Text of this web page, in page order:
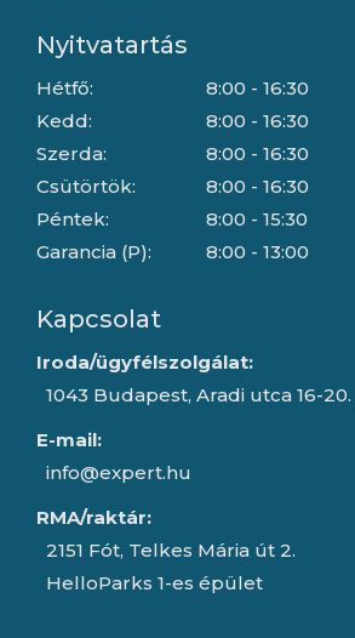
Nyitvatartás
Hétfő:
Kedd:
Szerda:
Csütörtök:
Péntek:
Garancia (P):
8:00 - 16:30
8:00 - 16:30
8:00 - 16:30
8:00 - 16:30
8:00 - 15:30
8:00 - 13:00
Kapcsolat
Iroda/ügyfélszolgálat:
1043 Budapest, Aradi utca 16-20.
E-mail:
info@expert.hu
RMA/raktár:
2151 Fót, Telkes Mária út 2.
HelloParks 1-es épület